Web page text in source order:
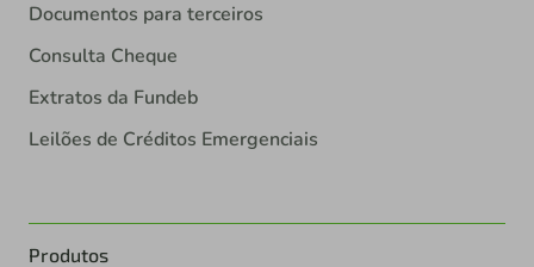
Documentos para terceiros
Consulta Cheque
Extratos da Fundeb
Leilões de Créditos Emergenciais
Produtos